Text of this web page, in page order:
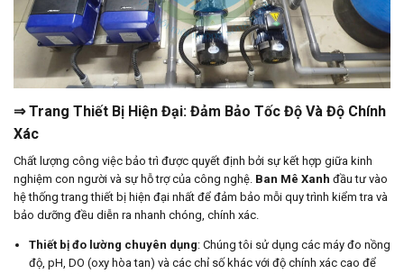
⇒ Trang Thiết Bị Hiện Đại: Đảm Bảo Tốc Độ Và Độ Chính
Xác
Chất lượng công việc bảo trì được quyết định bởi sự kết hợp giữa kinh
nghiệm con người và sự hỗ trợ của công nghệ. Ban Mê Xanh đầu tư vào
hệ thống trang thiết bị hiện đại nhất để đảm bảo mỗi quy trình kiểm tra và
bảo dưỡng đều diễn ra nhanh chóng, chính xác.
Thiết bị đo lường chuyên dụng: Chúng tôi sử dụng các máy đo nồng
độ, pH, DO (oxy hòa tan) và các chỉ số khác với độ chính xác cao để